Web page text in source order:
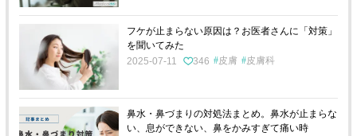
フケが止まらない原因は？お医者さんに「対策」
を聞いてみた
2025-07-11
346 皮膚 皮膚科
鼻水・鼻づまりの対処法まとめ。鼻水が止まらな
い、息ができない、鼻をかみすぎて痛い時